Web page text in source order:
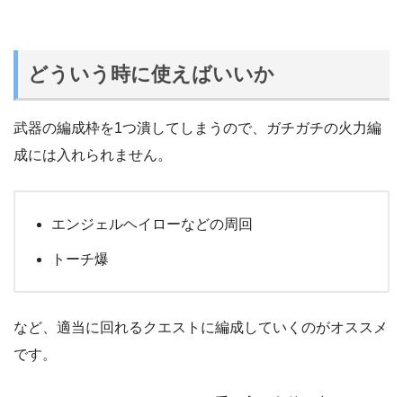
どういう時に使えばいいか
武器の編成枠を1つ潰してしまうので、ガチガチの火力編
成には入れられません。
エンジェルヘイローなどの周回
トーチ爆
など、適当に回れるクエストに編成していくのがオススメ
です。